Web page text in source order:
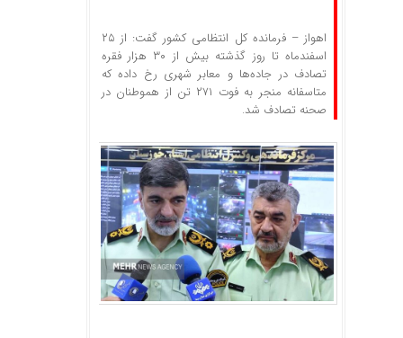
اهواز – فرمانده کل انتظامی کشور گفت: از ۲۵
اسفندماه تا روز گذشته بیش از ۳۰ هزار فقره
تصادف در جاده‌ها و معابر شهری رخ داده که
متاسفانه منجر به فوت ۲۷۱ تن از هموطنان در
صحنه تصادف شد.